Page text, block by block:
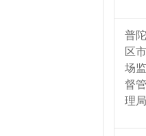
普陀
区市
场监
督管
理局